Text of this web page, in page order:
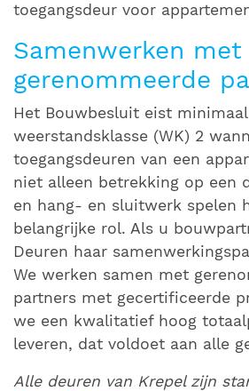
toegangsdeur voor
Samenwerken met
gerenommeerde
Het Bouwbesluit eist minimaal
weerstandsklasse (WK) 2
toegangsdeuren van een
niet alleen betrekking op een
en hang- en sluitwerk spelen
belangrijke rol. Als u
Deuren haar
We werken samen met
partners met gecertificeerde
we een kwalitatief hoog
leveren, dat voldoet aan alle
Alle deuren van Krepel zijn